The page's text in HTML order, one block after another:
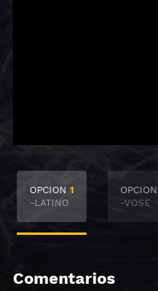
Haz clic 3 veces en
OPCION 1
-LATINO
OPCION
-VOSE
Comentarios